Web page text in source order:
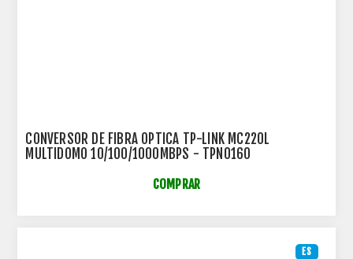
CONVERSOR DE FIBRA OPTICA TP-LINK MC220L
MULTIDOMO 10/100/1000MBPS - TPN0160
COMPRAR
ES